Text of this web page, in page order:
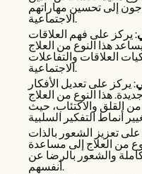
إلى تحسين مهاراتهم
الاجتماعية.
: يركز على فهم العلاقات
هذا النوع من العلاج
العلاقات والتفاعلات
الاجتماعية.
: يركز على تعديل الأفكار
هذا النوع من العلاج
القلق والاكتئاب، حيث
تعزيز الشعور بالذات
من العلاج إلى مساعدة
والشعور بالرضا عن
أنفسهم.